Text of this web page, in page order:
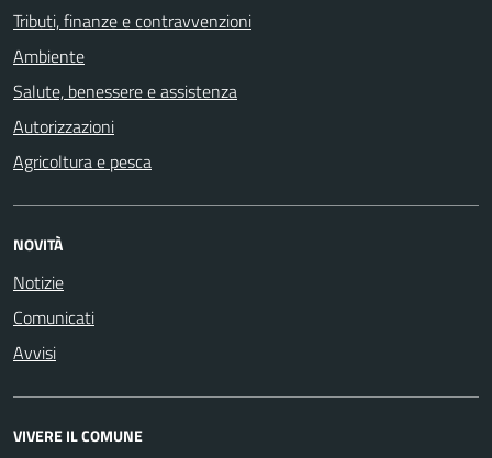
Tributi, finanze e contravvenzioni
Ambiente
Salute, benessere e assistenza
Autorizzazioni
Agricoltura e pesca
NOVITÀ
Notizie
Comunicati
Avvisi
VIVERE IL COMUNE